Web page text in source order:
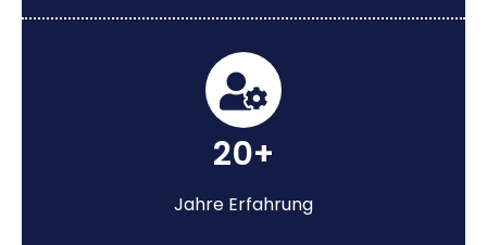
20+
Jahre Erfahrung